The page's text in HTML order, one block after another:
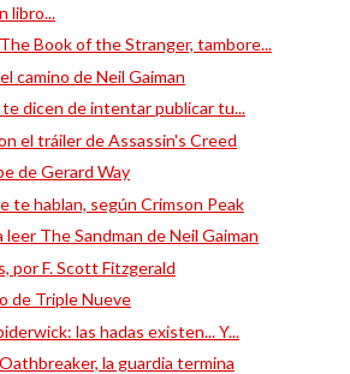
libro...
Book of the Stranger, tambore...
camino de Neil Gaiman
te dicen de intentar publicar tu...
el tráiler de Assassin's Creed
de Gerard Way
te hablan, según Crimson Peak
The Sandman de Neil Gaiman
por F. Scott Fitzgerald
de Triple Nueve
las hadas existen... Y...
la guardia termina